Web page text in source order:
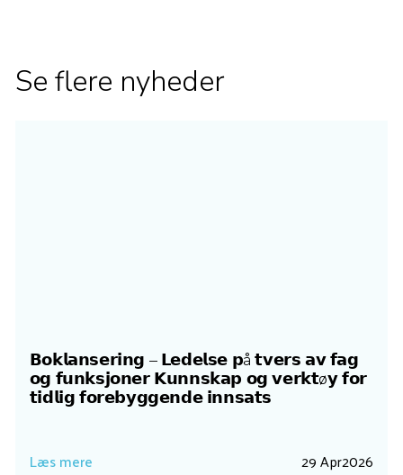
Se flere nyheder
𝗕𝗼𝗸𝗹𝗮𝗻𝘀𝗲𝗿𝗶𝗻𝗴 – 𝗟𝗲𝗱𝗲𝗹𝘀𝗲 𝗽å 𝘁𝘃𝗲𝗿𝘀 𝗮𝘃 𝗳𝗮𝗴
𝗼𝗴 𝗳𝘂𝗻𝗸𝘀𝗷𝗼𝗻𝗲𝗿 𝗞𝘂𝗻𝗻𝘀𝗸𝗮𝗽 𝗼𝗴 𝘃𝗲𝗿𝗸𝘁ø𝘆 𝗳𝗼𝗿
𝘁𝗶𝗱𝗹𝗶𝗴 𝗳𝗼𝗿𝗲𝗯𝘆𝗴𝗴𝗲𝗻𝗱𝗲 𝗶𝗻𝗻𝘀𝗮𝘁𝘀
Læs mere 29 Apr2026